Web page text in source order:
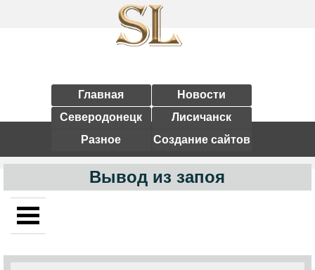
Главная
Новости
Северодонецк
Лисичанск
Разное
Создание сайтов
Вывод из запоя